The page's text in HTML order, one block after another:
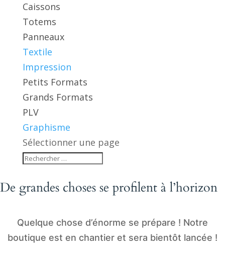
Caissons
Totems
Panneaux
Textile
Impression
Petits Formats
Grands Formats
PLV
Graphisme
Sélectionner une page
De grandes choses se profilent à l’horizon
Quelque chose d’énorme se prépare ! Notre
boutique est en chantier et sera bientôt lancée !